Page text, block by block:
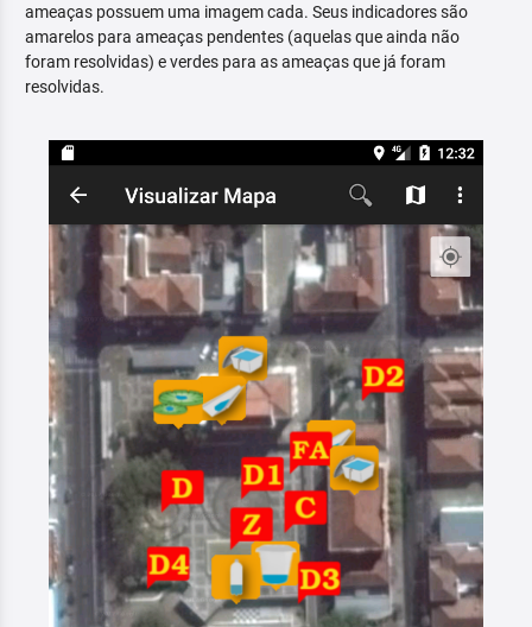
ameaças possuem uma imagem cada. Seus indicadores são
amarelos para ameaças pendentes (aquelas que ainda não
foram resolvidas) e verdes para as ameaças que já foram
resolvidas.